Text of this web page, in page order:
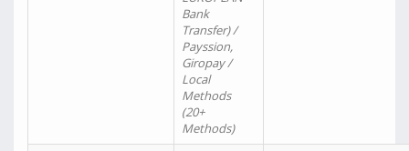
Bank
Transfer) /
Payssion,
Giropay /
Local
Methods
(20+
Methods)